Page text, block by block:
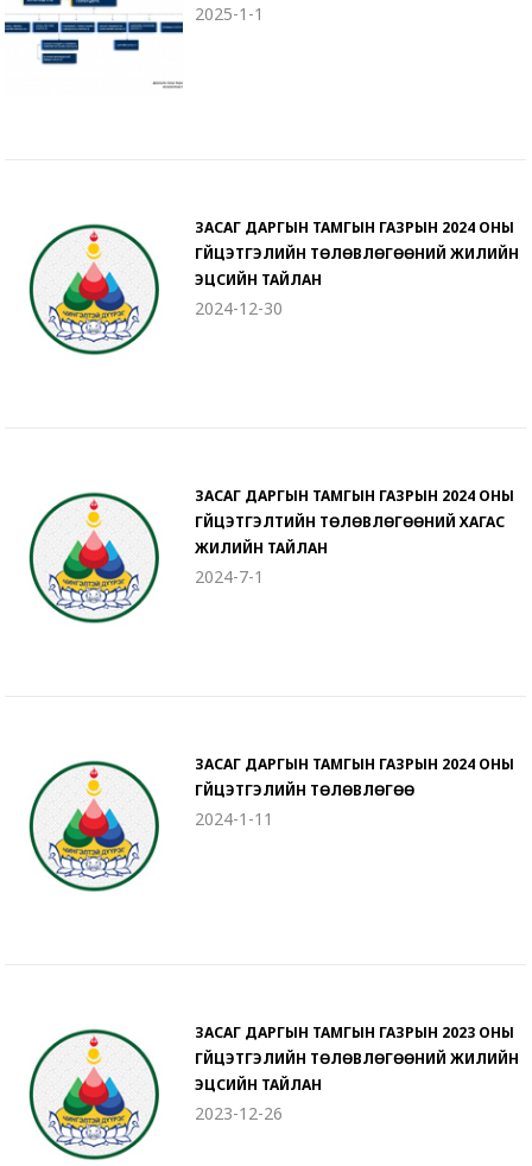
2025-1-1
ЗАСАГ ДАРГЫН ТАМГЫН ГАЗРЫН 2024 ОНЫ
ГҮЙЦЭТГЭЛИЙН ТӨЛӨВЛӨГӨӨНИЙ ЖИЛИЙН
ЭЦСИЙН ТАЙЛАН
2024-12-30
ЗАСАГ ДАРГЫН ТАМГЫН ГАЗРЫН 2024 ОНЫ
ГҮЙЦЭТГЭЛТИЙН ТӨЛӨВЛӨГӨӨНИЙ ХАГАС
ЖИЛИЙН ТАЙЛАН
2024-7-1
ЗАСАГ ДАРГЫН ТАМГЫН ГАЗРЫН 2024 ОНЫ
ГҮЙЦЭТГЭЛИЙН ТӨЛӨВЛӨГӨӨ
2024-1-11
ЗАСАГ ДАРГЫН ТАМГЫН ГАЗРЫН 2023 ОНЫ
ГҮЙЦЭТГЭЛИЙН ТӨЛӨВЛӨГӨӨНИЙ ЖИЛИЙН
ЭЦСИЙН ТАЙЛАН
2023-12-26